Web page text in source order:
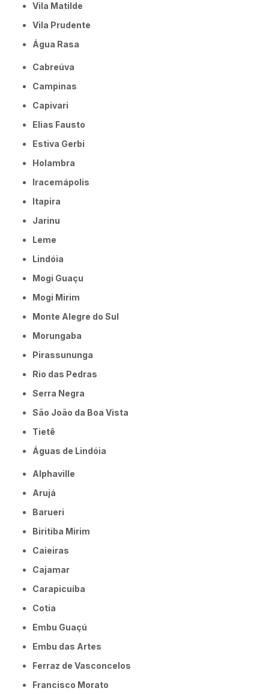
Vila Matilde
Vila Prudente
Água Rasa
Cabreúva
Campinas
Capivari
Elias Fausto
Estiva Gerbi
Holambra
Iracemápolis
Itapira
Jarinu
Leme
Lindóia
Mogi Guaçu
Mogi Mirim
Monte Alegre do Sul
Morungaba
Pirassununga
Rio das Pedras
Serra Negra
São João da Boa Vista
Tietê
Águas de Lindóia
Alphaville
Arujá
Barueri
Biritiba Mirim
Caieiras
Cajamar
Carapicuíba
Cotia
Embu Guaçú
Embu das Artes
Ferraz de Vasconcelos
Francisco Morato